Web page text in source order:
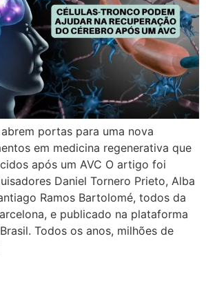
portas para uma nova
em medicina regenerativa que
após um AVC O artigo foi
Daniel Tornero Prieto, Alba
Ramos Bartolomé, todos da
e publicado na plataforma
Todos os anos, milhões de